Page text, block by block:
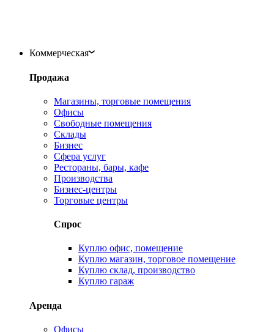
Коммерческая
Продажа
Магазины, торговые помещения
Офисы
Свободные помещения
Склады
Бизнес
Сфера услуг
Рестораны, бары, кафе
Производства
Бизнес-центры
Торговые центры
Спрос
Куплю офис, помещение
Куплю магазин, торговое помещение
Куплю склад, производство
Куплю гараж
Аренда
Офисы